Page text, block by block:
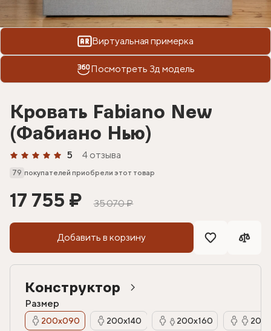
Виртуальная примерка
Посмотреть 3д модель
Кровать Fabiano New
(Фабиано Нью)
5 4 отзыва
79 покупателей приобрели этот товар
17 755 ₽ 35 070 ₽
Добавить в корзину
Конструктор
Размер
200х090 200х140 200х160